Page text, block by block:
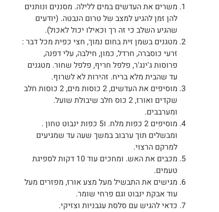
משרים את העדשים במים ללילה. מסננים ונותנים
להן זמן להגיע למצב של טרום הנבטה. (יודעים
שהגיע השלב כי זה רך וכאילו יכול לאכול).
מטגנים בשמן זית בחום נמוך, חצי כפית מכל דבר :
זרעי כוסברה, חרדל, כמון, חילבה, עלי דפנה,
פרוסות ג'ינג'ר, פלפל חריף, פלפל שחור. מטגנים
עד שהבית מלא בריח. זהירות לא לשרוף.
מוסיפים את העדשים, 2 כוסות מים, 2 כוסות חלב
שקדים ואורז, 2 כוס חלב שיבולת שועל.
ומערבבים.
מוסיפים 2 כפות מלח. ו5 כפות ינבוט טחון .
ומבשלים תוך ערבוב במשך שעה עד שמגיעים
למרקם הרצוי.
מכבים את האש. ומחכים עוד 10 דקות לספיגת
טעמים.
מגישים את התבשיל מעל מצע אורז, מפזרים מעל
עוד אבקת ינבוט וגם פרחי שומר.
כדאי להגיש עם סלסת עגבניות וצזיקי.